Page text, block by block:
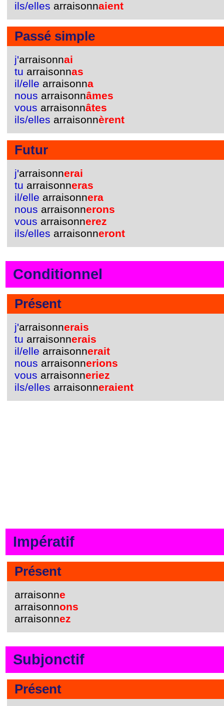
ils/elles arraisonnaient
Passé simple
j'arraisonnai
tu arraisonnas
il/elle arraisonna
nous arraisonnâmes
vous arraisonnâtes
ils/elles arraisonnèrent
Futur
j'arraisonnerai
tu arraisonneras
il/elle arraisonnera
nous arraisonnerons
vous arraisonnerez
ils/elles arraisonneront
Conditionnel
Présent
j'arraisonnerais
tu arraisonnerais
il/elle arraisonnerait
nous arraisonnerions
vous arraisonneriez
ils/elles arraisonneraient
Impératif
Présent
arraisonne
arraisonnons
arraisonnez
Subjonctif
Présent